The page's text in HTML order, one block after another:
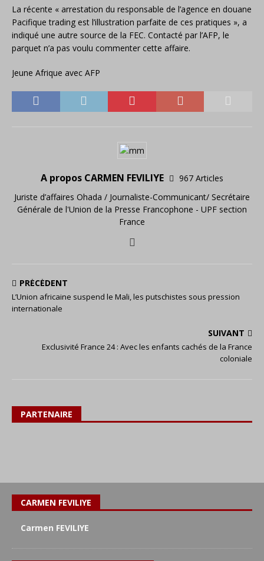
La récente « arrestation du responsable de l’agence en douane
Pacifique trading est l’illustration parfaite de ces pratiques », a
indiqué une autre source de la FEC. Contacté par l’AFP, le
parquet n’a pas voulu commenter cette affaire.
Jeune Afrique avec AFP
A propos CARMEN FEVILIYE
967 Articles
Juriste d’affaires Ohada / Journaliste-Communicant/ Secrétaire
Générale de l'Union de la Presse Francophone - UPF section
France
PRÉCÉDENT
L’Union africaine suspend le Mali, les putschistes sous pression
internationale
SUIVANT
Exclusivité France 24 : Avec les enfants cachés de la France
coloniale
PARTENAIRE
CARMEN FEVILIYE
Carmen FEVILIYE